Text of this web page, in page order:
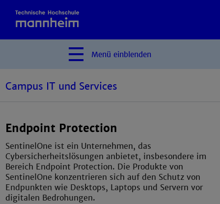
Menü einblenden
Campus IT und Services
Endpoint Protection
SentinelOne ist ein Unternehmen, das
Cybersicherheitslösungen anbietet, insbesondere im
Bereich Endpoint Protection. Die Produkte von
SentinelOne konzentrieren sich auf den Schutz von
Endpunkten wie Desktops, Laptops und Servern vor
digitalen Bedrohungen.